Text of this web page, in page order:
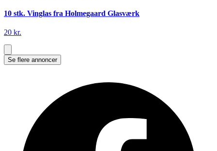
10 stk. Vinglas fra Holmegaard Glasværk
20 kr.
Se flere annoncer